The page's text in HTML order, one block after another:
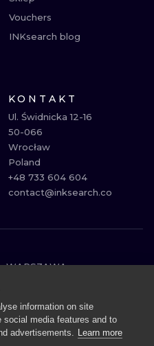
Vouchers
INKsearch blog
KONTAKT
Ul. Świdnicka 12-16
50-066
Wrocław
Poland
+48 733 604 604
contact@inksearch.co
WARSZAWA
WROCŁAW
BERLIN
information on site
social media features and to
advertisements. Learn more